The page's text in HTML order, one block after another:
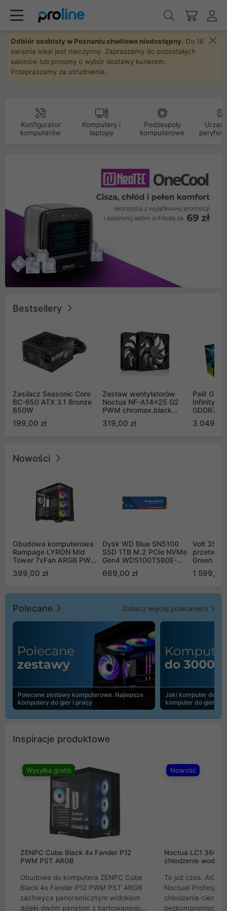
Odbiór osobisty w Poznaniu chwilowo niedostępny. Do 16
sierpnia lokal jest nieczynny. Zapraszamy do pozostałych
salonów lub prosimy o wybór dostawy kurierem.
Przepraszamy za utrudnienia.
Konfigurator
komputerów
Komputery i
laptopy
Podzespoły
komputerowe
Bestsellery
Zasilacz Seasonic Core
BC-650 ATX 3.1 Bronze
650W
199,00 zł
Zestaw wentylatorów
Noctua NF-A14x25 G2
PWM chromax.black
Push Pull (2szt)
319,00 zł
Palit
Infinity 3
GDDR7
GB2050S)
3 049,00
Nowości
Obudowa komputerowa
Rampage LYRON Mid
Tower 7xFan ARGB PWM
399,00 zł
Dysk WD Blue SN5100
SSD 1TB M.2 PCIe NVMe
Gen4 WDS100T5B0E-
669,00 zł
Volt
Green
1 599,00
Polecane Zobacz więcej polecanych
Polecane zestawy komputerowe. Najlepsze
komputery do gier i pracy
Jaki komputer do
komputer do gier |
Inspiracje produktowe
Wysyłka gratis
ZENPC Cube Black 4x Fander P12
PWM PST ARGB
Obudowa do komputera ZENPC Cube
Black 4x Fander P12 PWM PST ARGB
zachwyca panoramicznym widokiem
dzięki dwóm panelom z hartowanego
Nowość
Noctua LC1
chłodzenie wodne
To już czas. AIO
Noctua!
chłodzenia cieczą